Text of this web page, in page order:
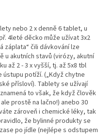
nebo 2 x denně 6 tablet, u
4leté děcko může užívat 3x2
záplata“ čili dávkování lze
akutních stavů (virózy, akutní
až 2 - 3 x vyšší, tj. až 5x8 tbl
potíží. („Když chytne
přísloví). Tablety se užívají
to však, že když člověk
prostě na lačno!) anebo 30
zároveň i chemické léky, tak
že bylinné produkty se
po jídle (nejlépe s odstupem